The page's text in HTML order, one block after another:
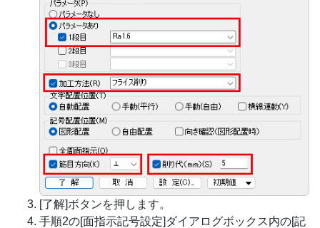
[了解]ボタンを押します。
手順2の[面指示記号設定]ダイアログボックス内の[記